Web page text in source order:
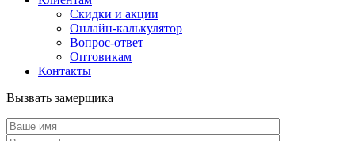
Скидки и акции
Онлайн-калькулятор
Вопрос-ответ
Оптовикам
Контакты
Вызвать замерщика